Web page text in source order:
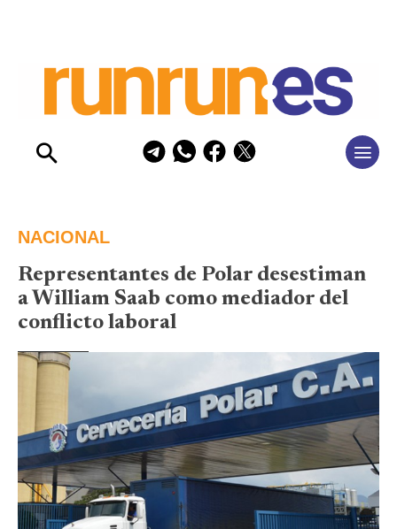
NACIONAL
Representantes de Polar desestiman
a William Saab como mediador del
conflicto laboral